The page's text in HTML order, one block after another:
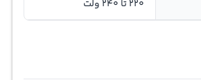
220 تا 240 ولت